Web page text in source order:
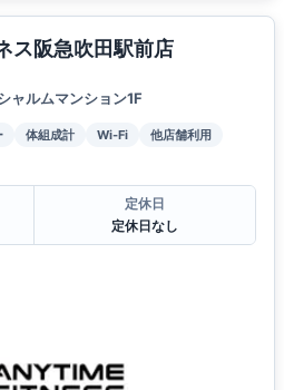
ス阪急吹田駅前店
ャルムマンション1F
体組成計 Wi-Fi
他店舗利用
定休日
定休日なし